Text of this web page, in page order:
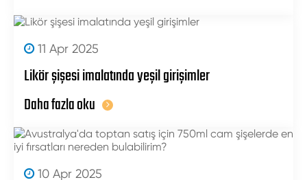
11 Apr 2025
Likör şişesi imalatında yeşil girişimler
Daha fazla oku
10 Apr 2025